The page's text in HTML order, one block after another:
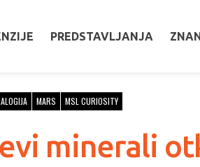
PREDSTAVLJANJA
MARS MSL CURIOSITY
minerali